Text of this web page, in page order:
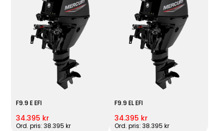
F9.9 E EFI
34.395 kr
Ord. pris: 38.395 kr
F9.9 EL EFI
34.395 kr
Ord. pris: 38.395 kr